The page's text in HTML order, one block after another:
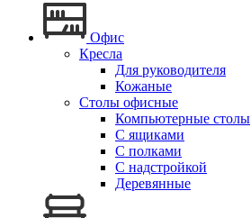
Офис
Кресла
Для руководителя
Кожаные
Столы офисные
Компьютерные столы
С ящиками
С полками
С надстройкой
Деревянные